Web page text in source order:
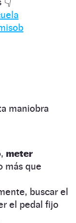
maniobra
meter
más que
buscar el
el pedal fijo